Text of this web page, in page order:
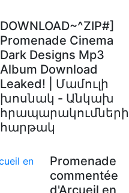
DOWNLOAD~^ZIP#]
Promenade Cinema
Dark Designs Mp3
Album Download
Leaked! | Մամուլի
խոսնակ - Անկախ
հրապարակումների
հարթակ
Promenade
commentée
d'Arcueil en